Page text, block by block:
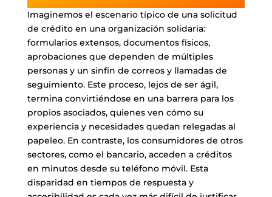
Imaginemos el escenario típico de una solicitud
de crédito en una organización solidaria:
formularios extensos, documentos físicos,
aprobaciones que dependen de múltiples
personas y un sinfín de correos y llamadas de
seguimiento. Este proceso, lejos de ser ágil,
termina convirtiéndose en una barrera para los
propios asociados, quienes ven cómo su
experiencia y necesidades quedan relegadas al
papeleo. En contraste, los consumidores de otros
sectores, como el bancario, acceden a créditos
en minutos desde su teléfono móvil. Esta
disparidad en tiempos de respuesta y